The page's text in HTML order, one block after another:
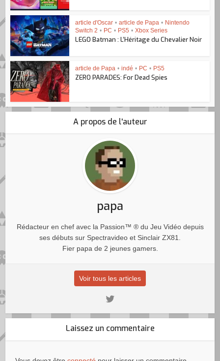
article d'Oscar • article de Papa • Nintendo
Switch 2 • PC • PS5 • Xbox Series
LEGO Batman : L’Héritage du Chevalier Noir
article de Papa • indé • PC • PS5
ZERO PARADES: For Dead Spies
A propos de l'auteur
papa
Rédacteur en chef avec la Passion™ ® du Jeu Vidéo depuis
ses débuts sur Spectravideo et Sinclair ZX81.
Fier papa de 2 jeunes gamers.
Voir tous les articles
Laissez un commentaire